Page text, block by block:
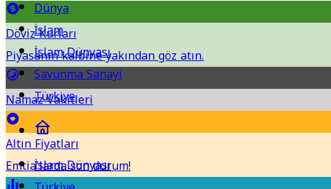
Döviz Kurları
Piyasanın kalbine yakından göz atın.
Namaz Vakitleri
Altın Fiyatları
Emtia'larda son durum!
Dünya
İslam
İslam Dünyası
Savunma Sanayi
Türkiye
İslam Dünyası